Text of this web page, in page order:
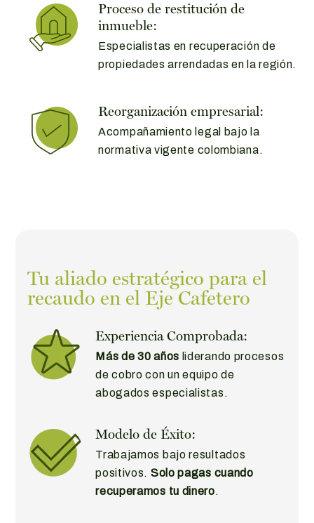
Proceso de restitución de
inmueble:
Especialistas en recuperación de
propiedades arrendadas en la región.
Reorganización empresarial:
Acompañamiento legal bajo la
normativa vigente colombiana.
Tu aliado estratégico para el
recaudo en el Eje Cafetero
Experiencia Comprobada:
Más de 30 años liderando procesos
de cobro con un equipo de
abogados especialistas.
Modelo de Éxito:
Trabajamos bajo resultados
positivos. Solo pagas cuando
recuperamos tu dinero.